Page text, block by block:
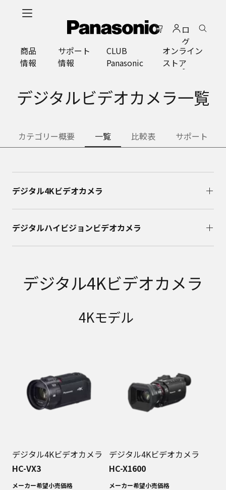
プ
ロ
グ
イ
ン
商品
情報
サポート
情報
CLUB
Panasonic
オンライン
ストア
デジタルビデオカメラ一覧
カテゴリー概要 一覧 比較表 サポート
デジタル4Kビデオカメラ
デジタルハイビジョンビデオカメラ
デジタル4Kビデオカメラ
4Kモデル
デジタル4Kビデオカメラ
HC-VX3
メーカー希望小売価格
デジタル4Kビデオカメラ
HC-X1600
メーカー希望小売価格